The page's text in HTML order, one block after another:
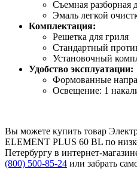
Съемная разборная
Эмаль легкой
Комплектация:
Решетка для гриля
Стандартный
Установочный
Удобство эксплуатации:
Формованные
Освещение: 1
Вы можете купить товар
ELEMENT PLUS 60 BL по
Петербургу в интернет-
(800) 500-85-24 или забрать